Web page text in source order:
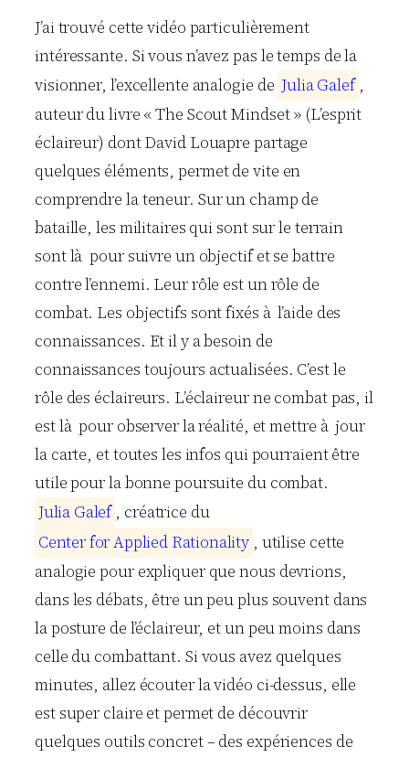
J’ai trouvé cette vidéo particulièrement
intéressante. Si vous n’avez pas le temps de la
visionner, l’excellente analogie de JuliaGalef ,
auteur du livre « The Scout Mindset » (L’esprit
éclaireur) dont David Louapre partage
quelques éléments, permet de vite en
comprendre la teneur. Sur un champ de
bataille, les militaires qui sont sur le terrain
sont là pour suivre un objectif et se battre
contre l’ennemi. Leur rôle est un rôle de
combat. Les objectifs sont fixés à l’aide des
connaissances. Et il y a besoin de
connaissances toujours actualisées. C’est le
rôle des éclaireurs. L’éclaireur ne combat pas, il
est là pour observer la réalité, et mettre à jour
la carte, et toutes les infos qui pourraient être
utile pour la bonne poursuite du combat.
Julia Galef , créatrice du
CenterforApplied Rationality , utilise cette
analogie pour expliquer que nous devrions,
dans les débats, être un peu plus souvent dans
la posture de l’éclaireur, et un peu moins dans
celle du combattant. Si vous avez quelques
minutes, allez écouter la vidéo ci-dessus, elle
est super claire et permet de découvrir
quelques outils concret – des expériences de